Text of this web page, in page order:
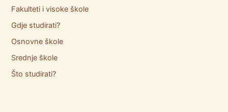
Fakulteti i visoke škole
Gdje studirati?
Osnovne škole
Srednje škole
Što studirati?